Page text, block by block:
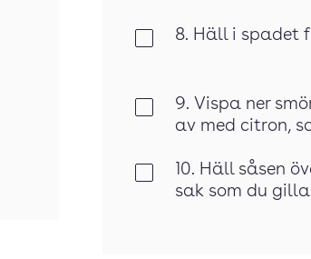
8. Häll i spadet
9. Vispa ner
av med citron,
10. Häll såsen
sak som du